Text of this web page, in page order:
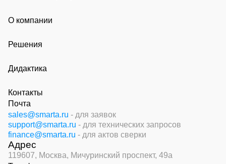
О компании
Решения
Дидактика
Контакты
Почта
sales@smarta.ru - для заявок
support@smarta.ru - для технических запросов
finance@smarta.ru - для актов сверки
Адрес
119607, Москва, Мичуринский проспект, 49а